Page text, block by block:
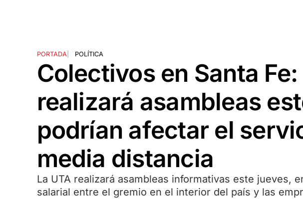
PORTADA| POLÍTICA
Colectivos en Santa Fe:
realizará asambleas
podrían afectar el
media distancia
La UTA realizará asambleas informativas este jueves,
salarial entre el gremio en el interior del país y las